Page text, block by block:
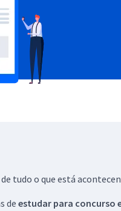
tudo o que está
de estudar para concurso